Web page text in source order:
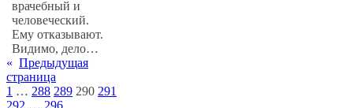
врачебный и
человеческий.
Ему отказывают.
Видимо, дело…
« Предыдущая
страница
1 … 288 289 290 291